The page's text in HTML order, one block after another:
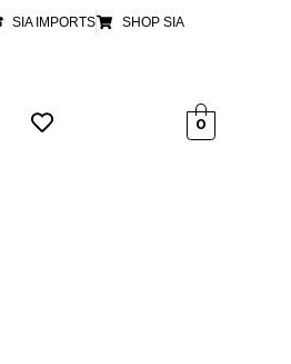
SIA IMPORTS SHOP SIA
0